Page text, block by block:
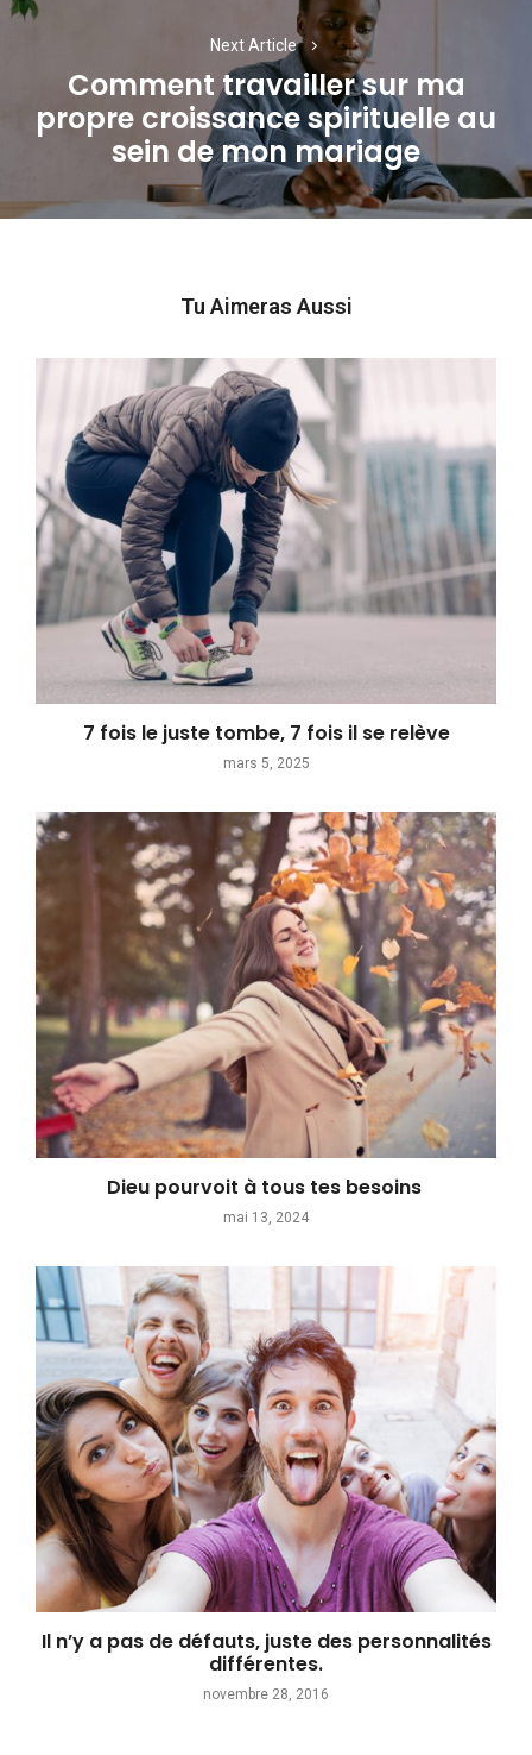
Next Article
Next
post:
Comment travailler sur ma
propre croissance spirituelle au
sein de mon mariage
Tu Aimeras Aussi
7 fois le juste tombe, 7 fois il se relève
mars 5, 2025
Dieu pourvoit à tous tes besoins
mai 13, 2024
Il n’y a pas de défauts, juste des personnalités
différentes.
novembre 28, 2016